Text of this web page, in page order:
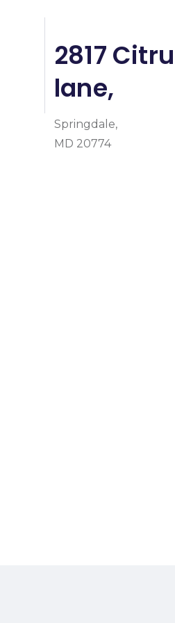
2817
lane,
Springdale,
MD 20774